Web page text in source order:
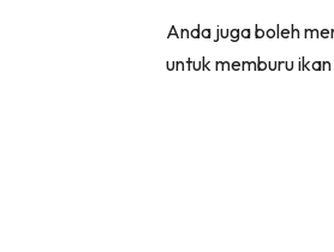
Anda juga boleh
untuk memburu